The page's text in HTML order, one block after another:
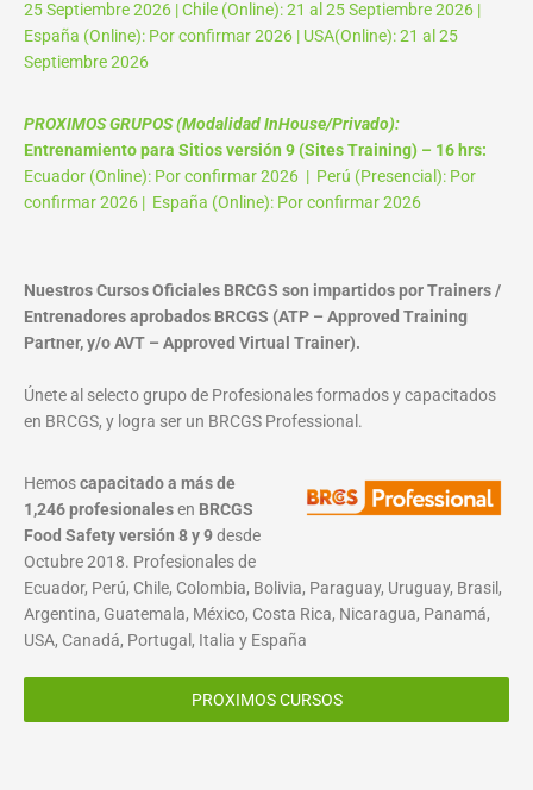
25 Septiembre 2026 | Chile (Online): 21 al 25 Septiembre 2026 |
España (Online): Por confirmar 2026 | USA(Online): 21 al 25
Septiembre 2026
PROXIMOS GRUPOS (Modalidad InHouse/Privado):
Entrenamiento para Sitios versión 9 (Sites Training) – 16 hrs:
Ecuador (Online): Por confirmar 2026 | Perú (Presencial): Por
confirmar 2026 | España (Online): Por confirmar 2026
Nuestros Cursos Oficiales BRCGS son impartidos por Trainers /
Entrenadores aprobados BRCGS (ATP – Approved Training
Partner, y/o AVT – Approved Virtual Trainer).
Únete al selecto grupo de Profesionales formados y capacitados
en BRCGS, y logra ser un BRCGS Professional.
Hemoscapacitado a más de
1,246 profesionalesen BRCGS
Food Safety versión 8 y 9desde
Octubre 2018. Profesionales de
Ecuador, Perú, Chile, Colombia, Bolivia, Paraguay, Uruguay, Brasil,
Argentina, Guatemala, México, Costa Rica, Nicaragua, Panamá,
USA, Canadá, Portugal, Italia y España
PROXIMOS CURSOS